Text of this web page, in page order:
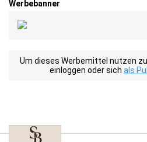
Werbebanner
Um dieses Werbemittel nutzen
einloggen oder sich als